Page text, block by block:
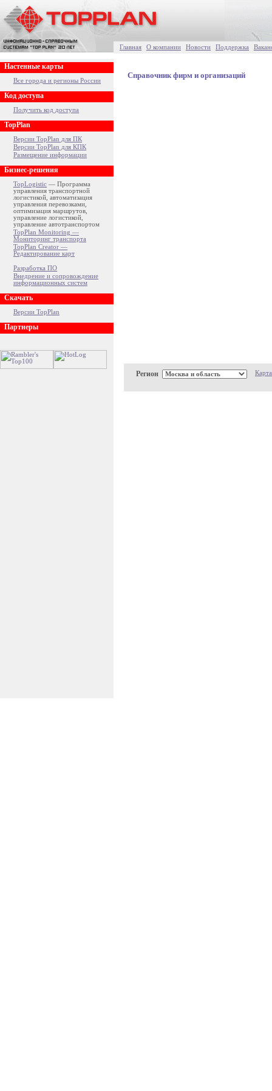
Главная О компании Новости Поддержка
Настенные карты
Все города и регионы России
Код доступа
Получить код доступа
TopPlan
Версии TopPlan для ПК
Версии TopPlan для КПК
Размещение информации
Бизнес-решения
TopLogistic — Программа
управления транспортной
логистикой, автоматизация
управления перевозками,
оптимизация маршрутов,
управление логистикой,
управление автотранспортом
TopPlan Monitoring —
Мониторинг транспорта
TopPlan Creator —
Редактирование карт
Разработка ПО
Внедрение и сопровождение
информационных систем
Скачать
Версии TopPlan
Партнеры
Справочник фирм и организаций
Регион Карта